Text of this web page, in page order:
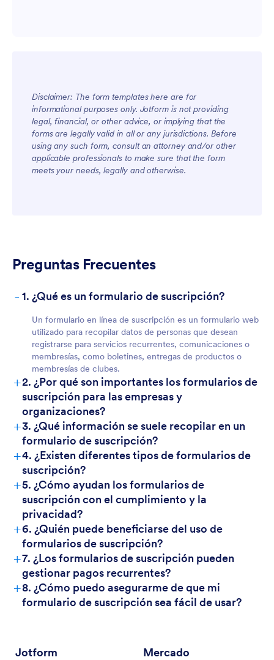
Disclaimer: The form templates here are for
informational purposes only. Jotform is not providing
legal, financial, or other advice, or implying that the
forms are legally valid in all or any jurisdictions. Before
using any such form, consult an attorney and/or other
applicable professionals to make sure that the form
meets your needs, legally and otherwise.
Preguntas Frecuentes
- 1. ¿Qué es un formulario de suscripción?
Un formulario en línea de suscripción es un formulario web
utilizado para recopilar datos de personas que desean
registrarse para servicios recurrentes, comunicaciones o
membresías, como boletines, entregas de productos o
membresías de clubes.
+2. ¿Por qué son importantes los formularios de
suscripción para las empresas y
organizaciones?
+3. ¿Qué información se suele recopilar en un
formulario de suscripción?
+4. ¿Existen diferentes tipos de formularios de
suscripción?
+5. ¿Cómo ayudan los formularios de
suscripción con el cumplimiento y la
privacidad?
+6. ¿Quién puede beneficiarse del uso de
formularios de suscripción?
+7. ¿Los formularios de suscripción pueden
gestionar pagos recurrentes?
+8. ¿Cómo puedo asegurarme de que mi
formulario de suscripción sea fácil de usar?
Jotform Mercado